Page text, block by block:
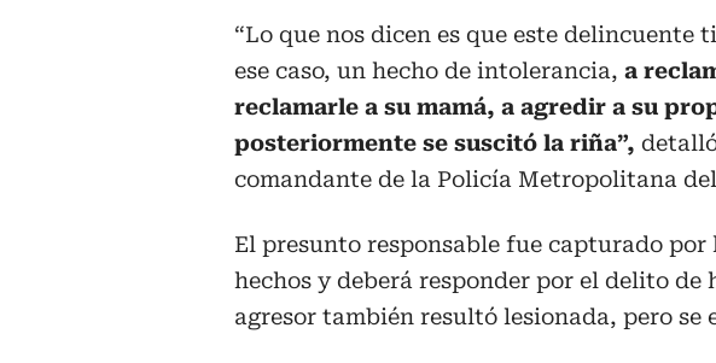
“Lo que nos dicen es que este delincuente
ese caso, un hecho de intolerancia, a
reclamarle a su mamá, a agredir a su
posteriormente se suscitó la riña”,
comandante de la Policía Metropolitana
El presunto responsable fue capturado por
hechos y deberá responder por el delito de
agresor también resultó lesionada, pero se